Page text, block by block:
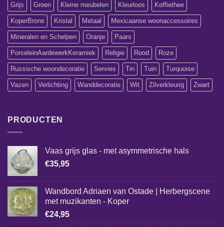
Grijs Groen Kleine meubelen Kleurloos Koffiethee
KoperBrons Kristal Metaal Mexicaanse woonaccessoires
Mineralen en Schelpen Oranje Paars
PorseleinAardewerkKeramiek Religie Rood Roze
Russische woondecoratie Servies Tin Tuin Turquoise
Vazen Verlichting Wanddecoratie Wit Zilverkleurig Zwart
PRODUCTEN
Vaas grijs glas - met asymmetrische hals
€35,95
Wandbord Adriaen van Ostade | Herbergscene
met muzikanten - Koper
€24,95